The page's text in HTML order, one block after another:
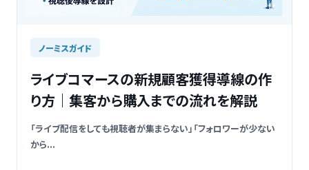
ノーミスガイド
ライブコマースの新規顧客獲得導線の作
り方｜集客から購入までの流れを解説
「ライブ配信をしても視聴者が集まらない」「フォロワーが少ない
から...